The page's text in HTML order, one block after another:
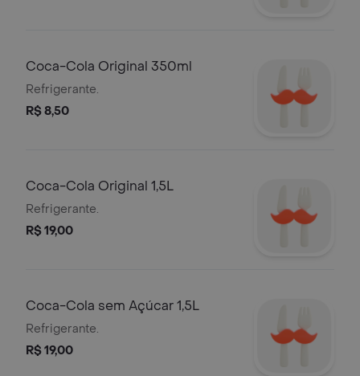
Coca-Cola Original 350ml
Refrigerante.
R$ 8,50
Coca-Cola Original 1,5L
Refrigerante.
R$ 19,00
Coca-Cola sem Açúcar 1,5L
Refrigerante.
R$ 19,00